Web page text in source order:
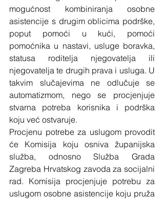
mogućnost kombiniranja osobne
asistencije s drugim oblicima podrške,
poput pomoći u kući, pomoći
pomoćnika u nastavi, usluge boravka,
statusa roditelja njegovatelja ili
njegovatelja te drugih prava i usluga. U
takvim slučajevima ne odlučuje se
automatizmom, nego se procjenjuje
stvarna potreba korisnika i podrška
koju već ostvaruje.
Procjenu potrebe za uslugom provodit
će Komisija koju osniva županijska
služba, odnosno Služba Grada
Zagreba Hrvatskog zavoda za socijalni
rad. Komisija procjenjuje potrebu za
uslugom osobne asistencije koju pruža